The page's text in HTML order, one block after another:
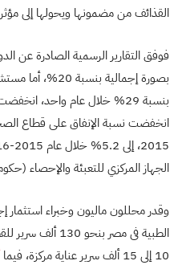
القذائف من مضمونها ويحولها إلى
فوفق التقارير الرسمية الصادرة عن
بصورة إجمالية
2015، إلى 5.2% خلال عام 2015-2016، وفق ما كشفه
الجهاز المركزي للتعبئة والإحصاء
وقدر محللون ماليون وخبراء استثمار
الطبية فى مصر
10 إلى 15 ألف سرير عناية مركزة، فيما